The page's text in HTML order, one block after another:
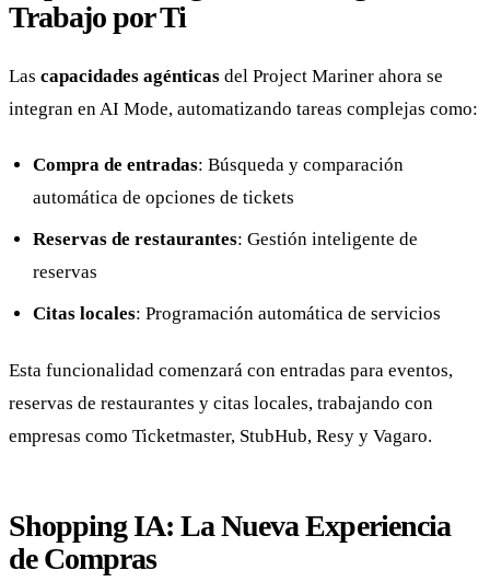
Trabajo por Ti
Las capacidades agénticas del Project Mariner ahora se
integran en AI Mode, automatizando tareas complejas como:
Compra de entradas: Búsqueda y comparación
automática de opciones de tickets
Reservas de restaurantes: Gestión inteligente de
reservas
Citas locales: Programación automática de servicios
Esta funcionalidad comenzará con entradas para eventos,
reservas de restaurantes y citas locales, trabajando con
empresas como Ticketmaster, StubHub, Resy y Vagaro.
Shopping IA: La Nueva Experiencia
de Compras